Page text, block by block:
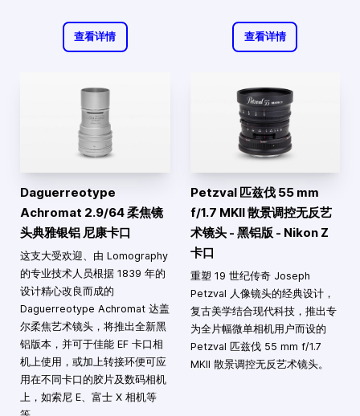
查看详情 查看详情
Daguerreotype
Achromat 2.9/64 柔焦镜
头典雅银铝 尼康卡口
这支大受欢迎、由 Lomography
的专业技术人员根据 1839 年的
设计精心改良而成的
Daguerreotype Achromat 达盖
尔柔焦艺术镜头，将推出全新黑
铝版本，并可于佳能 EF 卡口相
机上使用，或加上转接环便可应
用在不同卡口的胶片及数码相机
上，如索尼 E、富士 X 相机等
Petzval 匹兹伐 55 mm
f/1.7 MKII 散景调控无反艺
术镜头 - 黑铝版 - Nikon Z
卡口
重塑 19 世纪传奇 Joseph
Petzval 人像镜头的经典设计，
复古美学结合现代科技，推出专
为全片幅微单相机用户而设的
Petzval 匹兹伐 55 mm f/1.7
MKII 散景调控无反艺术镜头。